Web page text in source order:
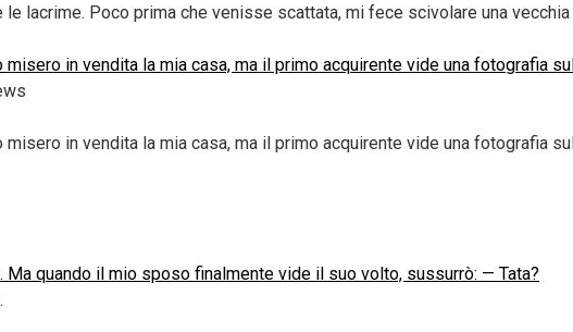
lacrime. Poco prima che venisse scattata, mi fece scivolare una
in vendita la mia casa, ma il primo acquirente vide una fotografia
in vendita la mia casa, ma il primo acquirente vide una fotografia
quando il mio sposo finalmente vide il suo volto, sussurrò: — Tata?